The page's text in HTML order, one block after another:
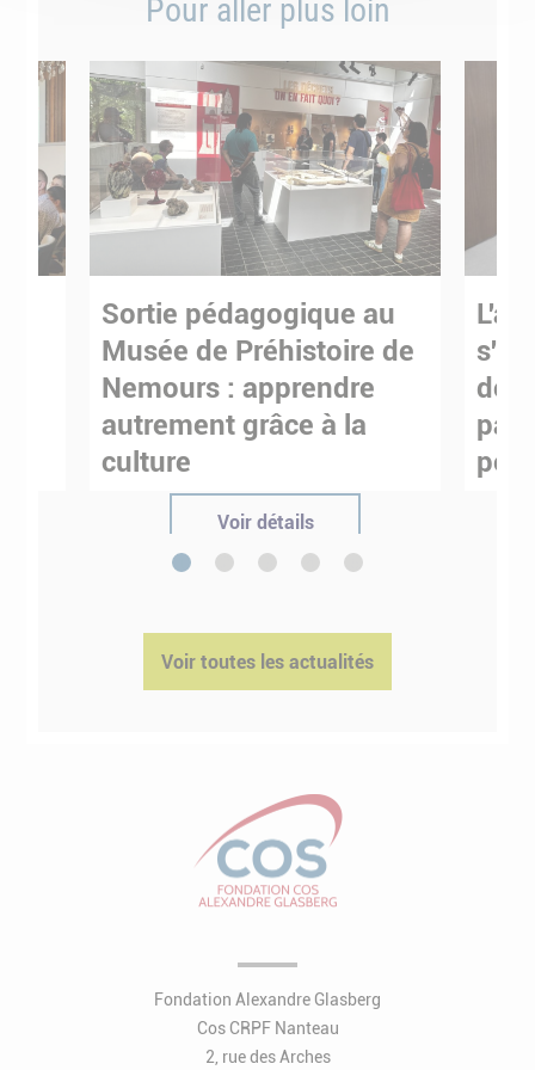
Pour aller plus loin
Sortie pédagogique au
Musée de Préhistoire de
Nemours : apprendre
autrement grâce à la
culture
Voir détails
de
Voir toutes les actualités
Fondation Alexandre Glasberg
Cos CRPF Nanteau
2, rue des Arches